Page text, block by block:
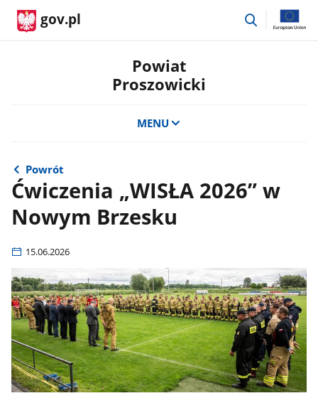
gov.pl
przejdź
Powiat
Proszowicki
MENU
Powrót
Ćwiczenia „WISŁA 2026” w
Nowym Brzesku
15.06.2026